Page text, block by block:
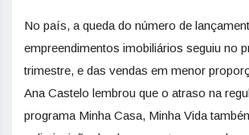
No país, a queda do número de
empreendimentos imobiliários seguiu no
trimestre, e das vendas em menor
Ana Castelo lembrou que o atraso na
programa Minha Casa, Minha Vida